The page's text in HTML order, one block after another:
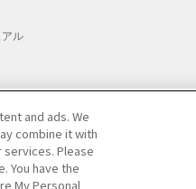
ル
ージ | Do Not Sell or Share My
and ads. We
combine it with
Please
You have the
My Personal